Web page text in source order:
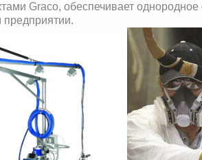
Graco, обеспечивает